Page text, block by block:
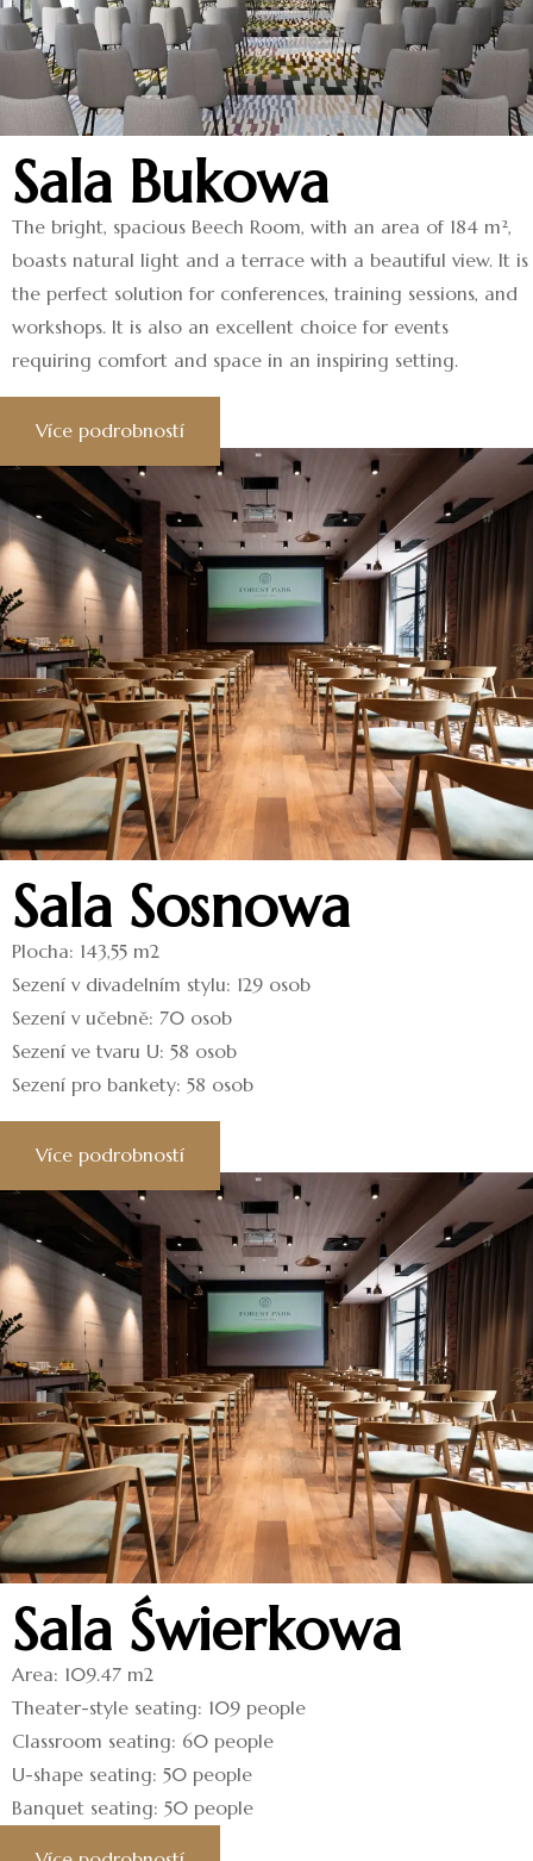
Sala Bukowa
The bright, spacious Beech Room, with an area of ​​184 m²,
boasts natural light and a terrace with a beautiful view. It is
the perfect solution for conferences, training sessions, and
workshops. It is also an excellent choice for events
requiring comfort and space in an inspiring setting.
Více podrobností
Sala Sosnowa
Plocha: 143,55 m2
Sezení v divadelním stylu: 129 osob
Sezení v učebně: 70 osob
Sezení ve tvaru U: 58 osob
Sezení pro bankety: 58 osob
Více podrobností
Sala Świerkowa
Area: 109.47 m2
Theater-style seating: 109 people
Classroom seating: 60 people
U-shape seating: 50 people
Banquet seating: 50 people